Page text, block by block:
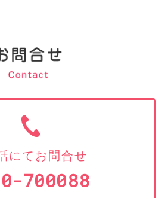
にてお問合せ
700088